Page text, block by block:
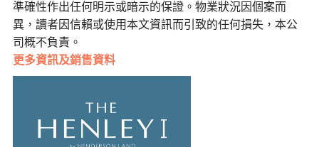
準確性作出任何明示或暗示的保證。物業狀況因個案而
異，讀者因信賴或使用本文資訊而引致的任何損失，本公
司概不負責。
更多資訊及銷售資料